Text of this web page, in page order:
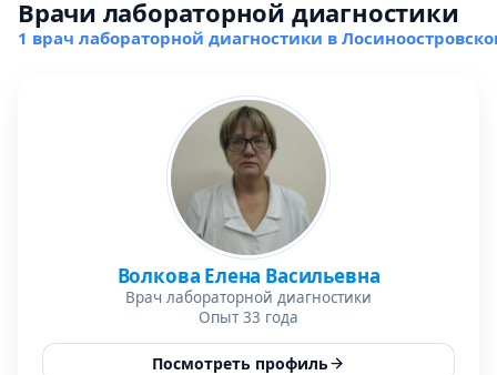
Врачи лабораторной диагностики
1 врач лабораторной диагностики в
Волкова Елена Васильевна
Врач лабораторной диагностики
Опыт 33 года
Посмотреть профиль